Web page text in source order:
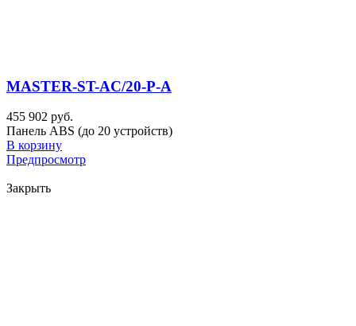
MASTER-ST-AC/20-P-A
455 902 руб.
Панель ABS (до 20 устройств)
В корзину
Предпросмотр
Закрыть